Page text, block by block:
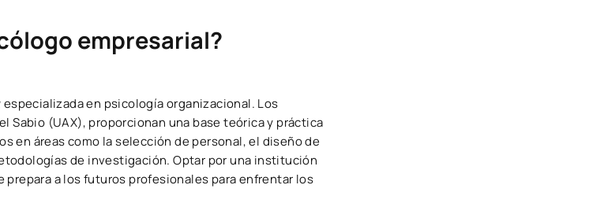
empresarial?
en psicología organizacional. Los
Sabio (UAX), proporcionan una base teórica y práctica
en áreas como la selección de personal, el diseño de
de investigación. Optar por una institución
a los futuros profesionales para enfrentar los